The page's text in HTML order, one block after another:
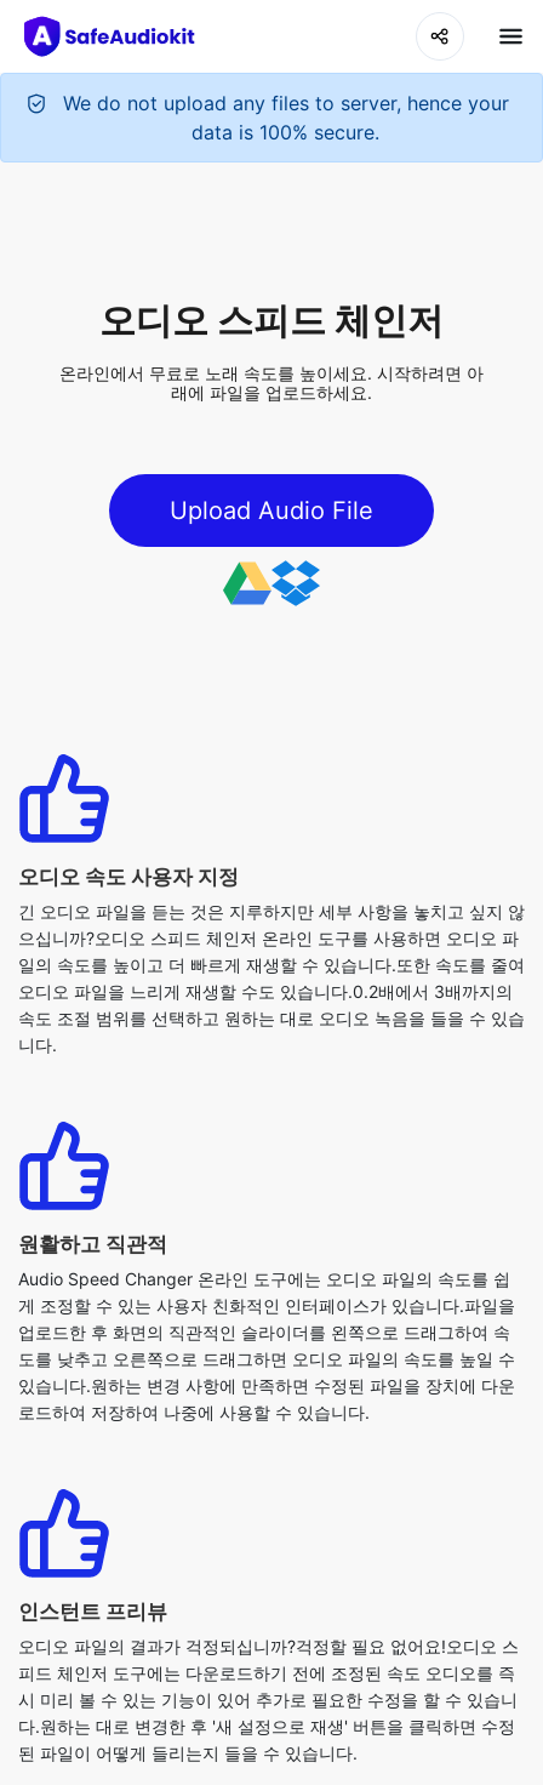
We do not upload any files to server, hence your
data is 100% secure.
Upload Audio File
오디오 속도 사용자 지정
긴 오디오 파일을 듣는 것은 지루하지만 세부 사항을 놓치고 싶지 않
으십니까?오디오 스피드 체인저 온라인 도구를 사용하면 오디오 파
오디오 파일을 느리게 재생할 수도 있습니다.0.2배에서 3배까지의
속도 조절 범위를 선택하고 원하는 대로 오디오 녹음을 들을 수 있습
니다.
원활하고 직관적
Audio Speed Changer 온라인 도구에는 오디오 파일의 속도를 쉽
게 조정할 수 있는 사용자 친화적인 인터페이스가 있습니다.파일을
도를 낮추고 오른쪽으로 드래그하면 오디오 파일의 속도를 높일 수
있습니다.원하는 변경 사항에 만족하면 수정된 파일을 장치에 다운
로드하여 저장하여 나중에 사용할 수 있습니다.
인스턴트 프리뷰
오디오 파일의 결과가 걱정되십니까?걱정할 필요 없어요!오디오 스
피드 체인저 도구에는 다운로드하기 전에 조정된 속도 오디오를 즉
다.원하는 대로 변경한 후 '새 설정으로 재생' 버튼을 클릭하면 수정
된 파일이 어떻게 들리는지 들을 수 있습니다.